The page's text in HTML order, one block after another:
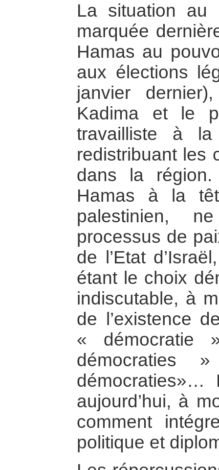
La situation au
marquée
Hamas au
aux élections
janvier
Kadima et le
travailliste à
redistribuant les
dans la
Hamas à la
palestinien,
processus de
de l’Etat
étant le choix
indiscutable, à
de l’existence
«
démocraties
démocraties»…
aujourd’hui, à
comment
politique et